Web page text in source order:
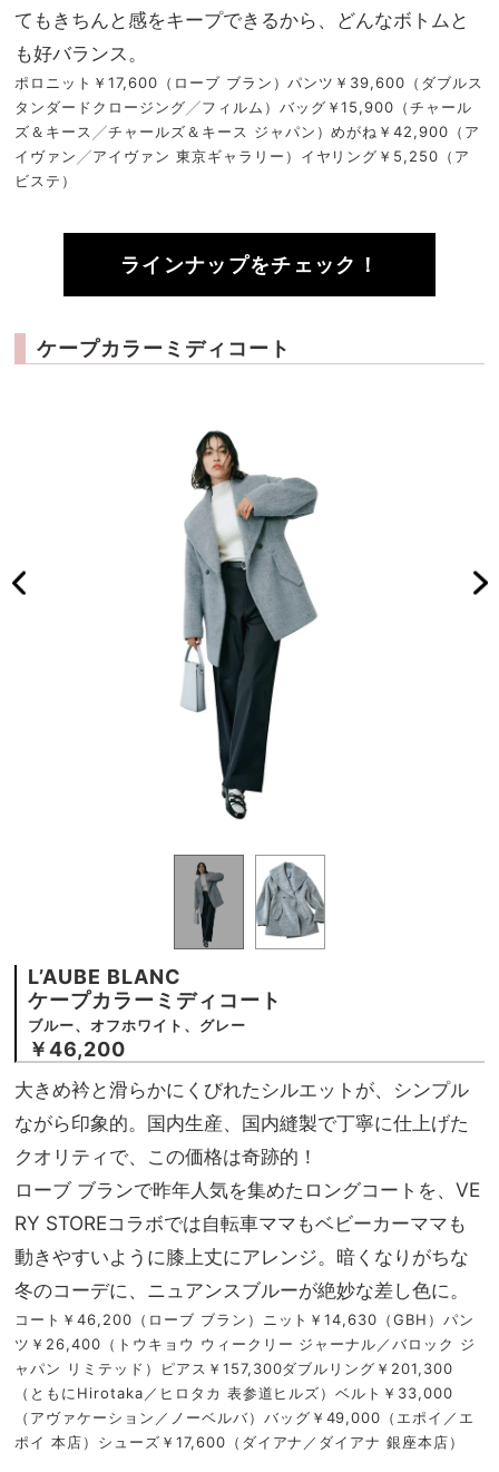
てもきちんと感をキープできるから、どんなボトムと
も好バランス。
ポロニット￥17,600（ローブ ブラン）パンツ￥39,600（ダブルス
タンダードクロージング╱フィルム）バッグ￥15,900（チャール
ズ＆キース╱チャールズ＆キース ジャパン）めがね￥42,900（ア
イヴァン╱アイヴァン 東京ギャラリー）イヤリング￥5,250（ア
ビステ）
ラインナップをチェック！
ケープカラーミディコート
L’AUBE BLANC
ケープカラーミディコート
ブルー、オフホワイト、グレー
￥46,200
大きめ衿と滑らかにくびれたシルエットが、シンプル
ながら印象的。国内生産、国内縫製で丁寧に仕上げた
クオリティで、この価格は奇跡的！
ローブ ブランで昨年人気を集めたロングコートを、VE
RY STOREコラボでは自転車ママもベビーカーママも
動きやすいように膝上丈にアレンジ。暗くなりがちな
冬のコーデに、ニュアンスブルーが絶妙な差し色に。
コート￥46,200（ローブ ブラン）ニット￥14,630（GBH）パン
ツ￥26,400（トウキョウ ウィークリー ジャーナル／バロック ジ
ャパン リミテッド）ピアス￥157,300ダブルリング￥201,300
（ともにHirotaka／ヒロタカ 表参道ヒルズ）ベルト￥33,000
（アヴァケーション／ノーベルバ）バッグ￥49,000（エポイ／エ
ポイ 本店）シューズ￥17,600（ダイアナ／ダイアナ 銀座本店）